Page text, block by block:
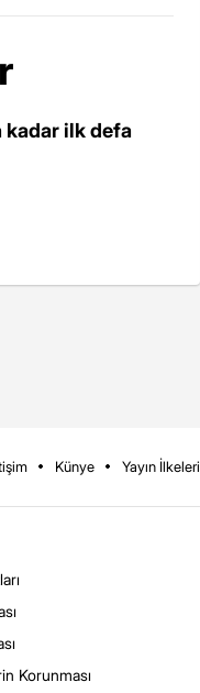
kadar ilk defa
Künye Yayın İlkeleri
Korunması